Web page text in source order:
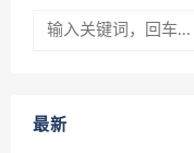
最新